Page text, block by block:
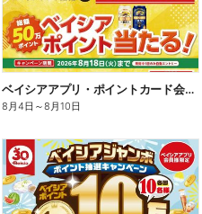
ベイシアアプリ・ポイントカード会員様限定 対象商品を1回で1,000円以上お買上でポイント当る!
8月4日 ～8月10日